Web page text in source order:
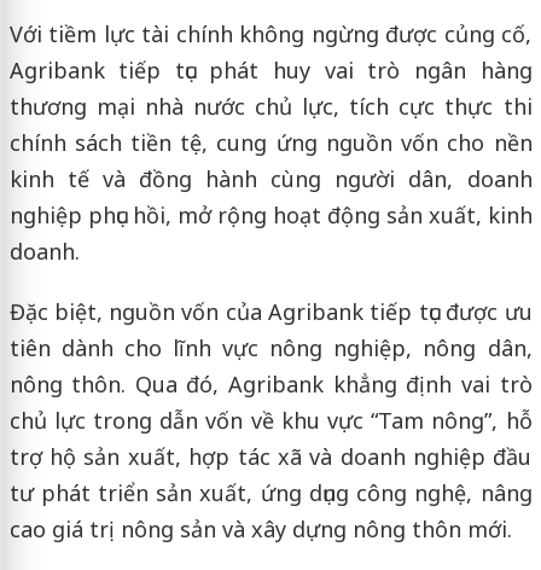
Với tiềm lực tài chính không ngừng được củng cố,
Agribank tiếp tục phát huy vai trò ngân hàng
thương mại nhà nước chủ lực, tích cực thực thi
chính sách tiền tệ, cung ứng nguồn vốn cho nền
kinh tế và đồng hành cùng người dân, doanh
nghiệp phục hồi, mở rộng hoạt động sản xuất, kinh
doanh.
Đặc biệt, nguồn vốn của Agribank tiếp tục được ưu
tiên dành cho lĩnh vực nông nghiệp, nông dân,
nông thôn. Qua đó, Agribank khẳng định vai trò
chủ lực trong dẫn vốn về khu vực “Tam nông”, hỗ
trợ hộ sản xuất, hợp tác xã và doanh nghiệp đầu
tư phát triển sản xuất, ứng dụng công nghệ, nâng
cao giá trị nông sản và xây dựng nông thôn mới.